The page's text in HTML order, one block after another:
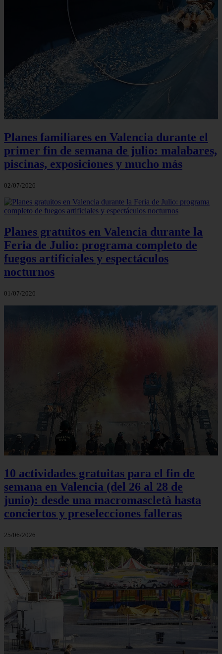
Planes familiares en Valencia durante el
primer fin de semana de julio: malabares,
piscinas, exposiciones y mucho más
02/07/2026
Planes gratuitos en Valencia durante la
Feria de Julio: programa completo de
fuegos artificiales y espectáculos
nocturnos
01/07/2026
10 actividades gratuitas para el fin de
semana en Valencia (del 26 al 28 de
junio): desde una macromascletà hasta
conciertos y preselecciones falleras
25/06/2026